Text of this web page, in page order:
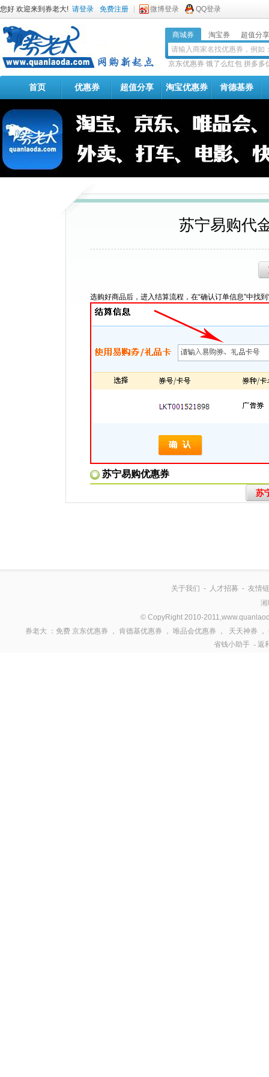
您好 欢迎来到券老大! 请登录 免费注册 微博登录 QQ登录
商城券 淘宝券 超值分享
京东优惠券 饿了么红包 拼多多
首页 优惠券 超值分享 淘宝优惠券 肯德基券
苏宁易购代
选购好商品后，进入结算流程，在“确认订单信息”中找
苏宁易购优惠券
苏
关于我们 - 人才招募 - 友情
© CopyRight 2010-
券老大
：免费 京东优惠券 ， 肯德基优惠券 ， 唯品会优惠券 ， 天天神券 ，
省钱小助手 - 返